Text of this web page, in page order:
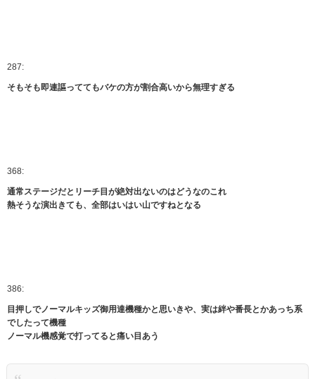
287:
そもそも即連謳っててもバケの方が割合高いから無理すぎる
368:
通常ステージだとリーチ目が絶対出ないのはどうなのこれ
熱そうな演出きても、全部はいはい山ですねとなる
386:
目押しでノーマルキッズ御用達機種かと思いきや、実は絆や番長とかあっち系
でしたって機種
ノーマル機感覚で打ってると痛い目あう